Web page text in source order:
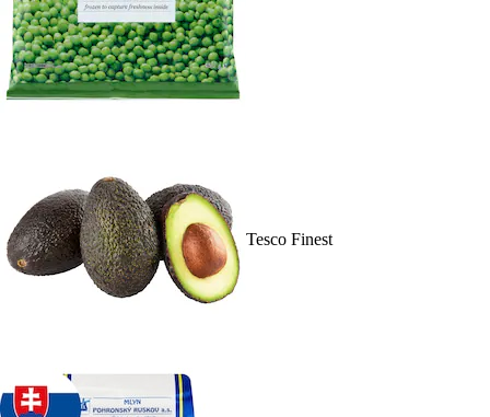
Tesco Finest